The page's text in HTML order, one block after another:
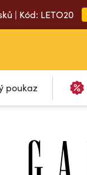
| Kód: LETO20
poukaz